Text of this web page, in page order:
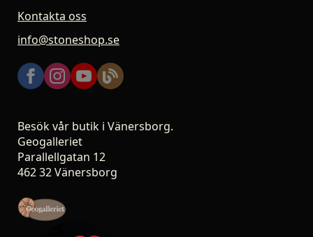
Kontakta oss
info@stoneshop.se
Besök vår butik i Vänersborg.
Geogalleriet
Parallellgatan 12
462 32 Vänersborg